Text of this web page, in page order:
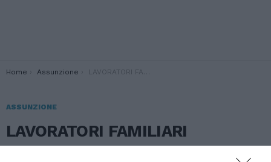
You are here:
Home Assunzione LAVORATORI FAMILIARI
ASSUNZIONE
LAVORATORI FAMILIARI